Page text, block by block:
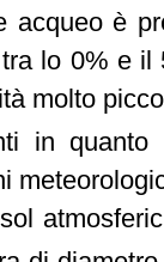
acqueo è
lo 0% e il
molto
in quanto